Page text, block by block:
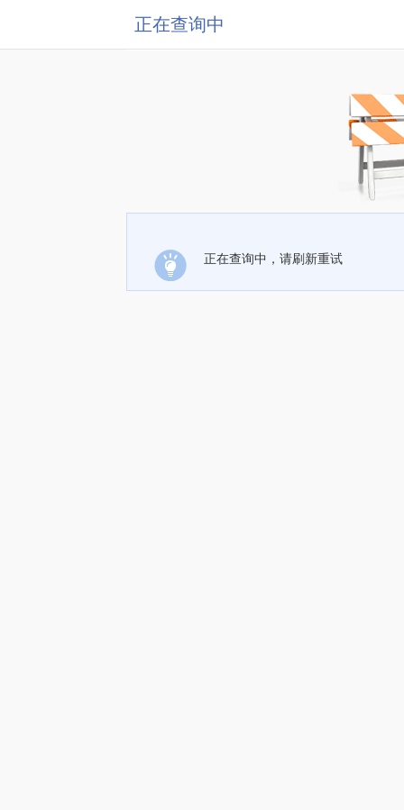
正在查询中
正在查询中，请刷新重试